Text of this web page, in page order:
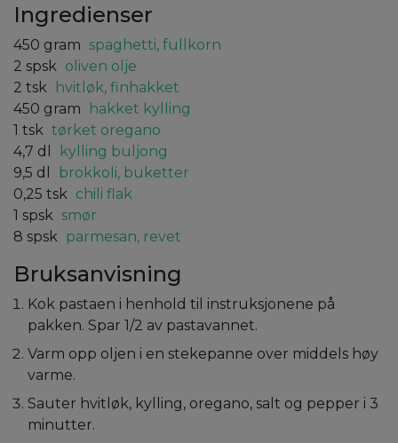
Ingredienser
450 gram spaghetti, fullkorn
2 spsk oliven olje
2 tsk
hvitløk, finhakket
450 gram
hakket kylling
1 tsk tørket oregano
4,7 dl
kylling buljong
9,5 dl
brokkoli, buketter
0,25 tsk chili flak
1 spsk smør
8 spsk parmesan, revet
Bruksanvisning
Kok pastaen i henhold til instruksjonene på
pakken. Spar 1/2 av pastavannet.
Varm opp oljen i en stekepanne over middels høy
varme.
Sauter hvitløk, kylling, oregano, salt og pepper i 3
minutter.